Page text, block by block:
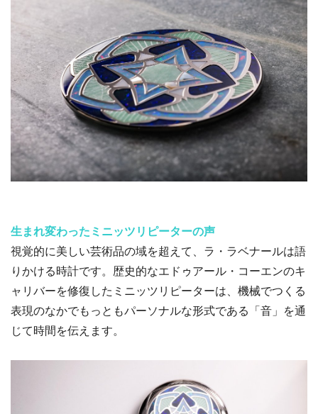
生まれ変わったミニッツリピーターの声
視覚的に美しい芸術品の域を超えて、ラ・ラベナールは語
りかける時計です。歴史的なエドゥアール・コーエンのキ
ャリバーを修復したミニッツリピーターは、機械でつくる
表現のなかでもっともパーソナルな形式である「音」を通
じて時間を伝えます。